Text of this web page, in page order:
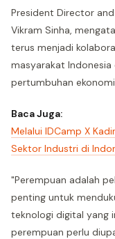
President Director
Vikram Sinha,
terus menjadi
masyarakat
pertumbuhan
Baca Juga:
Melalui IDCamp X
Sektor Industri di
"Perempuan adalah
penting untuk
teknologi digital yang
perempuan perlu